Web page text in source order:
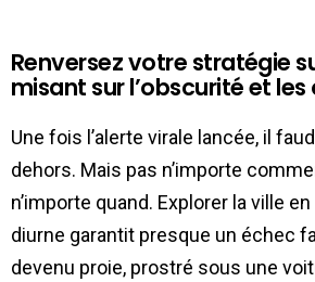
Renversez votre stratégie
misant sur l’obscurité et les
Une fois l’alerte virale lancée, il
dehors. Mais pas n’importe
n’importe quand. Explorer la ville
diurne garantit presque un échec
devenu proie, prostré sous une